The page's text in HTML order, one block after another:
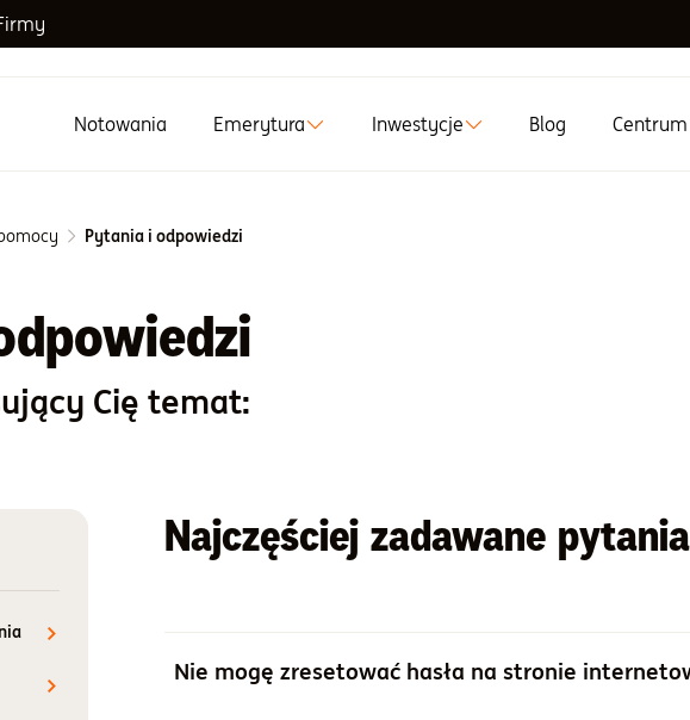
Notowania Emerytura Inwestycje Blog
Pytania i odpowiedzi
Cię temat:
Najczęściej zadawane
Nie mogę zresetować hasła na stronie